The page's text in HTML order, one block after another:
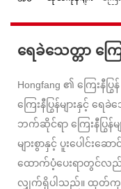
ရေခဲသေတ္တာ ကြ
Hongfang ၏ ကြေးနီ
ကြေးနီပြွန်များနှင့် ရေ
ဘက်ဆိုင်ရာ ကြေးနီပြွ
များစွာနှင့် ပူးပေါင်းဆေ
ထောက်ပံ့ပေးရာတွင်လည်း
လျှက်ရှိပါသည်။ ထုတ်ကုန်